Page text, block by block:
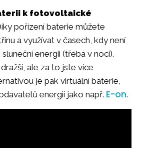
k fotovoltaické
pořízení baterie můžete
a využívat v časech, kdy není
energii (třeba v noci).
ale za to jste více
je pak virtuální baterie,
energií jako např. E-on.